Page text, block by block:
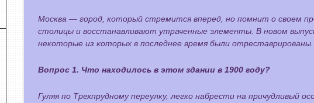
Москва — город, который стремится вперед, но помнит о своем
столицы и восстанавливают утраченные элементы. В новом
некоторые из которых в последнее время были отреставрированы.
Вопрос 1. Что находилось в этом здании в 1900 году?
Гуляя по Трехпрудному переулку, легко набрести на причудливый